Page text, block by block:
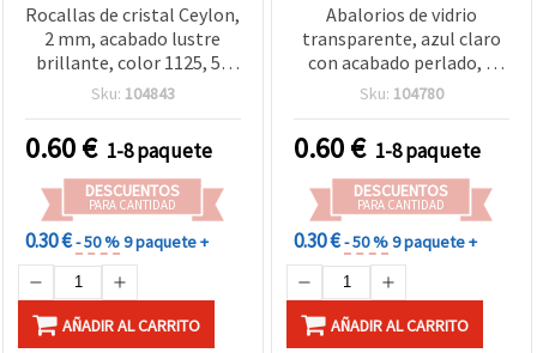
Rocallas de cristal Ceylon,
2 mm, acabado lustre
brillante, color 1125, 50
gramos
Sku: 104843
0.60€ 1-8 paquete
DESCUENTOS
PARA CANTIDAD
0.30 €- 50 %9 paquete +
AÑADIR AL CARRITO
Abalorios de vidrio
transparente, azul claro
con acabado perlado, 2
mm, 50 g, para bisutería y
Sku: 104780
0.60€ 1-8 paquete
DESCUENTOS
PARA CANTIDAD
0.30 €- 50 %9 paquete +
AÑADIR AL CARRITO